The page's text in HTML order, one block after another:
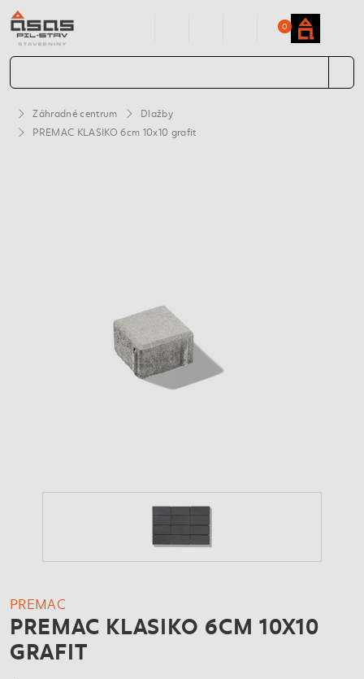
0
Záhradné centrum
Dlažby
PREMAC KLASIKO 6cm 10x10 grafit
PREMAC
PREMAC KLASIKO 6CM 10X10
GRAFIT